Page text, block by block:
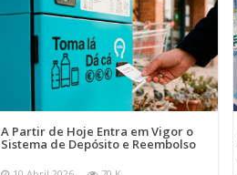
A Partir de Hoje Entra em Vigor o
Sistema de Depósito e Reembolso